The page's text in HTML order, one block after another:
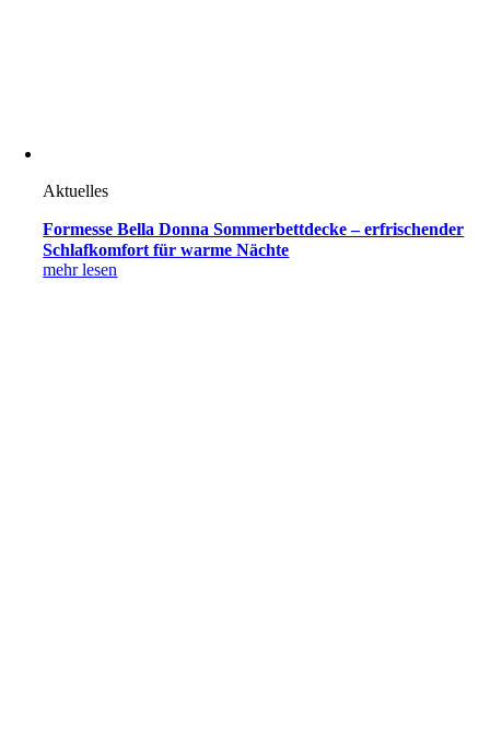
Aktuelles
Formesse Bella Donna Sommerbettdecke – erfrischender
Schlafkomfort für warme Nächte
mehr lesen